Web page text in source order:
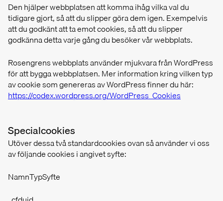
Den hjälper webbplatsen att komma ihåg vilka val du
tidigare gjort, så att du slipper göra dem igen. Exempelvis
att du godkänt att ta emot cookies, så att du slipper
godkänna detta varje gång du besöker vår webbplats.
Rosengrens webbplats använder mjukvara från WordPress
för att bygga webbplatsen. Mer information kring vilken typ
av cookie som genereras av WordPress finner du här:
https://codex.wordpress.org/WordPress_Cookies
Specialcookies
Utöver dessa två standardcookies ovan så använder vi oss
av följande cookies i angivet syfte:
NamnTypSyfte